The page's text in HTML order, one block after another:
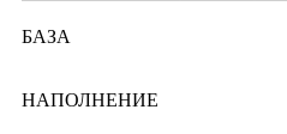
БАЗА
НАПОЛНЕНИЕ